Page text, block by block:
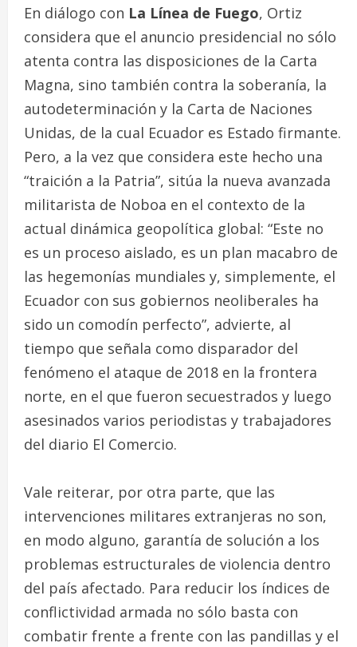
En diálogo con La Línea de Fuego, Ortiz
considera que el anuncio presidencial no sólo
atenta contra las disposiciones de la Carta
Magna, sino también contra la soberanía, la
autodeterminación y la Carta de Naciones
Unidas, de la cual Ecuador es Estado firmante.
Pero, a la vez que considera este hecho una
“traición a la Patria”, sitúa la nueva avanzada
militarista de Noboa en el contexto de la
actual dinámica geopolítica global: “Este no
es un proceso aislado, es un plan macabro de
las hegemonías mundiales y, simplemente, el
Ecuador con sus gobiernos neoliberales ha
sido un comodín perfecto”, advierte, al
tiempo que señala como disparador del
fenómeno el ataque de 2018 en la frontera
norte, en el que fueron secuestrados y luego
asesinados varios periodistas y trabajadores
del diario El Comercio.
Vale reiterar, por otra parte, que las
intervenciones militares extranjeras no son,
en modo alguno, garantía de solución a los
problemas estructurales de violencia dentro
del país afectado. Para reducir los índices de
conflictividad armada no sólo basta con
combatir frente a frente con las pandillas y el